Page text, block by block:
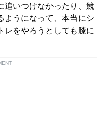
追いつけなかったり、競
ようになって、本当にシ
レをやろうとしても膝に